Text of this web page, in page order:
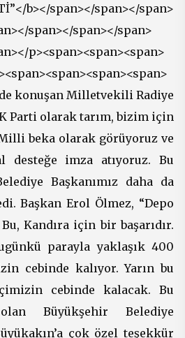
b></span></span></span>
span></span></span>
p><span><span><span>
konuşan Milletvekili Radiye
Parti olarak tarım, bizim için
beka olarak görüyoruz ve
desteğe imza atıyoruz. Bu
Başkanımız daha da
Başkan Erol Ölmez, “Depo
Kandıra için bir başarıdır.
parayla yaklaşık 400
cebinde kalıyor. Yarın bu
cebinde kalacak. Bu
Büyükşehir Belediye
çok özel teşekkür